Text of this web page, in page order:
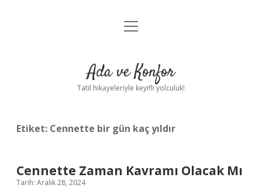
Anasayfa
Yasal Uyarı
menüyü
Ada ve Konfor
Tatil hikayeleriyle keyifli yolculuk!
Etiket: Cennette bir gün kaç yıldır
Cennette Zaman Kavramı Olacak Mı
Tarih: Aralık 28, 2024